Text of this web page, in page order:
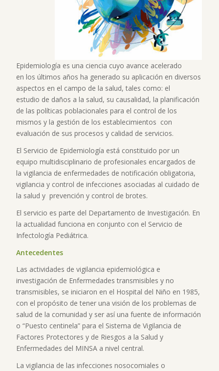
Epidemiología es una ciencia cuyo avance acelerado
en los últimos años ha generado su aplicación en diversos
aspectos en el campo de la salud, tales como: el
estudio de daños a la salud, su causalidad, la planificación
de las políticas poblacionales para el control de los
mismos y la gestión de los establecimientos con
evaluación de sus procesos y calidad de servicios.
El Servicio de Epidemiología está constituido por un
equipo multidisciplinario de profesionales encargados de
la vigilancia de enfermedades de notificación obligatoria,
vigilancia y control de infecciones asociadas al cuidado de
la salud y prevención y control de brotes.
El servicio es parte del Departamento de Investigación. En
la actualidad funciona en conjunto con el Servicio de
Infectología Pediátrica.
Antecedentes
Las actividades de vigilancia epidemiológica e
investigación de Enfermedades transmisibles y no
transmisibles, se iniciaron en el Hospital del Niño en 1985,
con el propósito de tener una visión de los problemas de
salud de la comunidad y ser así una fuente de información
o “Puesto centinela” para el Sistema de Vigilancia de
Factores Protectores y de Riesgos a la Salud y
Enfermedades del MINSA a nivel central.
La vigilancia de las infecciones nosocomiales o